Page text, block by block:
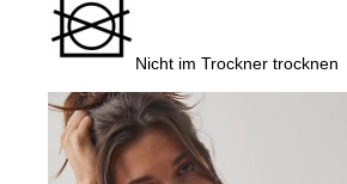
Nicht im Trockner trocknen